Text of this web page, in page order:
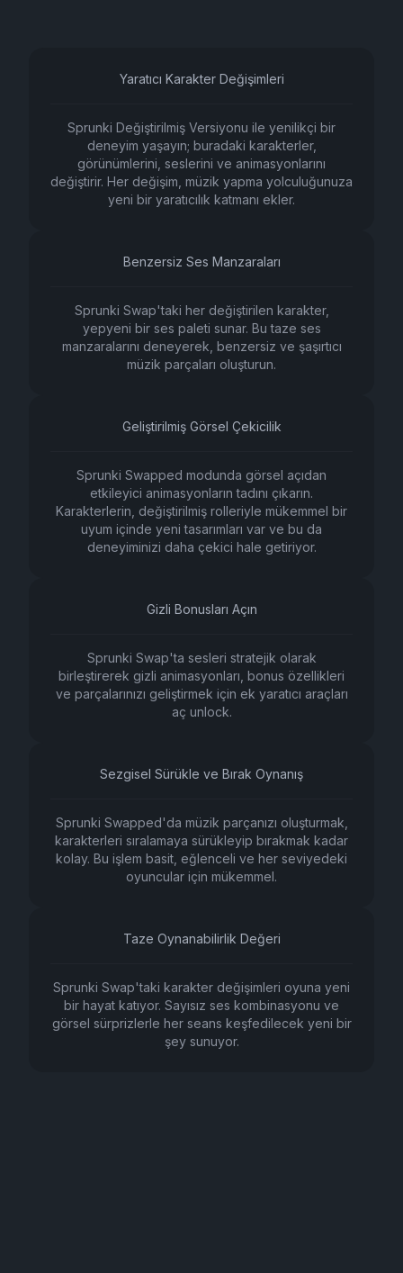
Yaratıcı Karakter Değişimleri
Sprunki Değiştirilmiş Versiyonu ile yenilikçi bir
deneyim yaşayın; buradaki karakterler,
görünümlerini, seslerini ve animasyonlarını
değiştirir. Her değişim, müzik yapma yolculuğunuza
yeni bir yaratıcılık katmanı ekler.
Benzersiz Ses Manzaraları
Sprunki Swap'taki her değiştirilen karakter,
yepyeni bir ses paleti sunar. Bu taze ses
manzaralarını deneyerek, benzersiz ve şaşırtıcı
müzik parçaları oluşturun.
Geliştirilmiş Görsel Çekicilik
Sprunki Swapped modunda görsel açıdan
etkileyici animasyonların tadını çıkarın.
Karakterlerin, değiştirilmiş rolleriyle mükemmel bir
uyum içinde yeni tasarımları var ve bu da
deneyiminizi daha çekici hale getiriyor.
Gizli Bonusları Açın
Sprunki Swap'ta sesleri stratejik olarak
birleştirerek gizli animasyonları, bonus özellikleri
ve parçalarınızı geliştirmek için ek yaratıcı araçları
aç unlock.
Sezgisel Sürükle ve Bırak Oynanış
Sprunki Swapped'da müzik parçanızı oluşturmak,
karakterleri sıralamaya sürükleyip bırakmak kadar
kolay. Bu işlem basit, eğlenceli ve her seviyedeki
oyuncular için mükemmel.
Taze Oynanabilirlik Değeri
Sprunki Swap'taki karakter değişimleri oyuna yeni
bir hayat katıyor. Sayısız ses kombinasyonu ve
görsel sürprizlerle her seans keşfedilecek yeni bir
şey sunuyor.